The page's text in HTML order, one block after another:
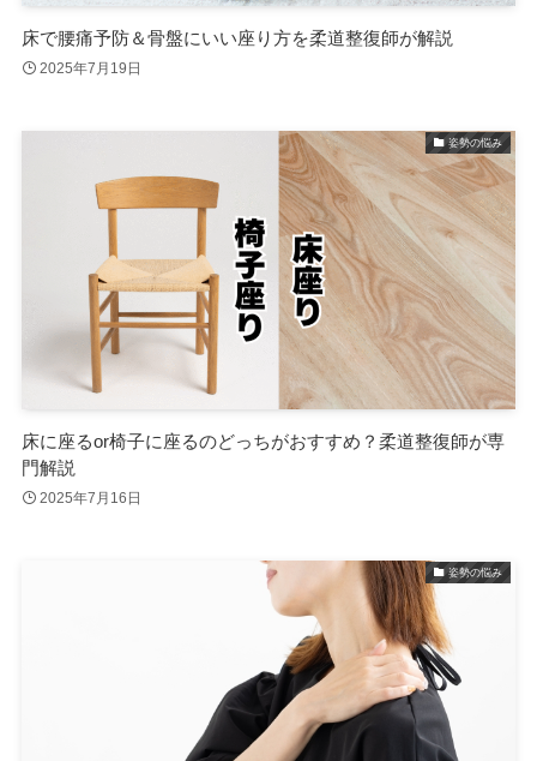
床で腰痛予防＆骨盤にいい座り方を柔道整復師が解説
2025年7月19日
姿勢の悩み
床に座るor椅子に座るのどっちがおすすめ？柔道整復師が専
門解説
2025年7月16日
姿勢の悩み